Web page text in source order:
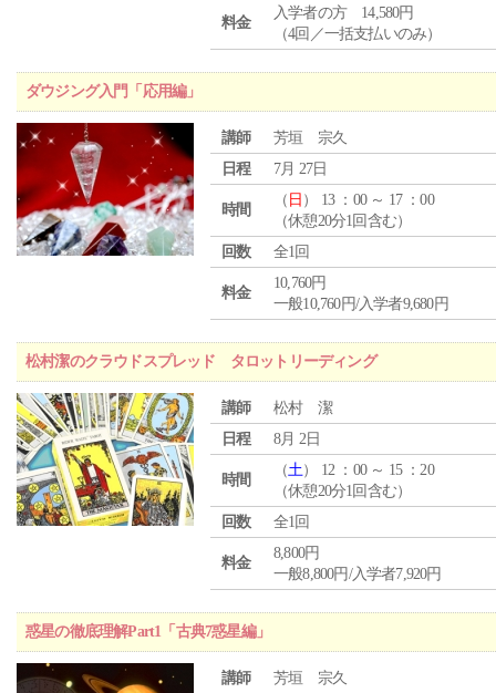
料金
入学者の方 14,580円
（4回／一括支払いのみ）
ダウジング入門「応用編」
講師
芳垣 宗久
日程
7月 27日
時間
（ 日 ） 13 ：00 ～ 17 ：00
（休憩20分1回含む）
回数
全1回
料金
10,760円
一般10,760円/入学者9,680円
松村潔のクラウドスプレッド タロットリーディング
講師
松村 潔
日程
8月 2日
時間
（土） 12 ：00 ～ 15 ：20
（休憩20分1回含む）
回数
全1回
料金
8,800円
一般8,800円/入学者7,920円
惑星の徹底理解Part1「古典7惑星編」
講師 芳垣 宗久